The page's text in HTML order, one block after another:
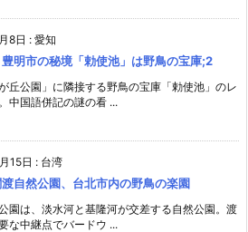
8日 : 愛知
明市の秘境「勅使池」は野鳥の宝庫;2
が丘公園」に隣接する野鳥の宝庫「勅使池」のレ
中国語併記の謎の看 ...
15日 : 台湾
自然公園、台北市内の野鳥の楽園
園は、淡水河と基隆河が交差する自然公園。渡
な中継点でバードウ ...